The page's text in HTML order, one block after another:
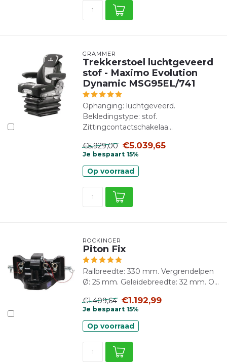
GRAMMER
Trekkerstoel luchtgeveerd
stof - Maximo Evolution
Dynamic MSG95EL/741
Ophanging: luchtgeveerd.
Bekledingstype: stof.
Zittingcontactschakelaa...
€5.929,00 €5.039,65
Je bespaart 15%
Op voorraad
ROCKINGER
Piton Fix
Railbreedte: 330 mm. Vergrendelpen
Ø: 25 mm. Geleidebreedte: 32 mm. O...
€1.409,64 €1.192,99
Je bespaart 15%
Op voorraad